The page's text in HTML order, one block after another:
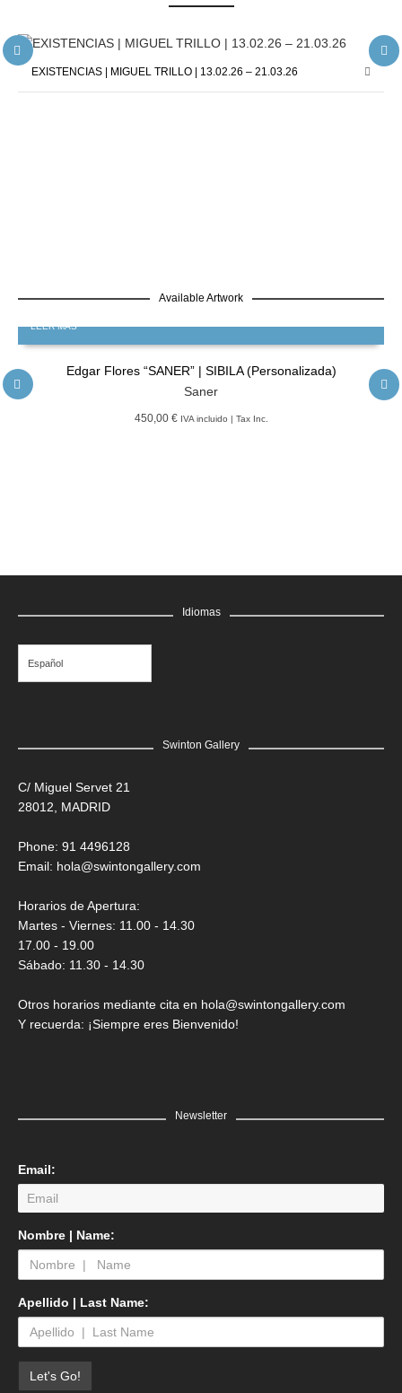
EXISTENCIAS | MIGUEL TRILLO | 13.02.26 – 21.03.26
Available Artwork
LEER MÁS
Edgar Flores “SANER” | SIBILA (Personalizada)
Saner
450,00 € IVA incluido | Tax Inc.
GRATIS
LEER MÁS
Edgar Flores “SANER” | El rostro de todas las vidas
Idiomas
Español
Swinton Gallery
C/ Miguel Servet 21
28012, MADRID
Phone: 91 4496128
Email: hola@swintongallery.com
Horarios de Apertura:
Martes - Viernes: 11.00 - 14.30
17.00 - 19.00
Sábado: 11.30 - 14.30
Otros horarios mediante cita en hola@swintongallery.com
Y recuerda: ¡Siempre eres Bienvenido!
Newsletter
Email:
Nombre | Name:
Apellido | Last Name: